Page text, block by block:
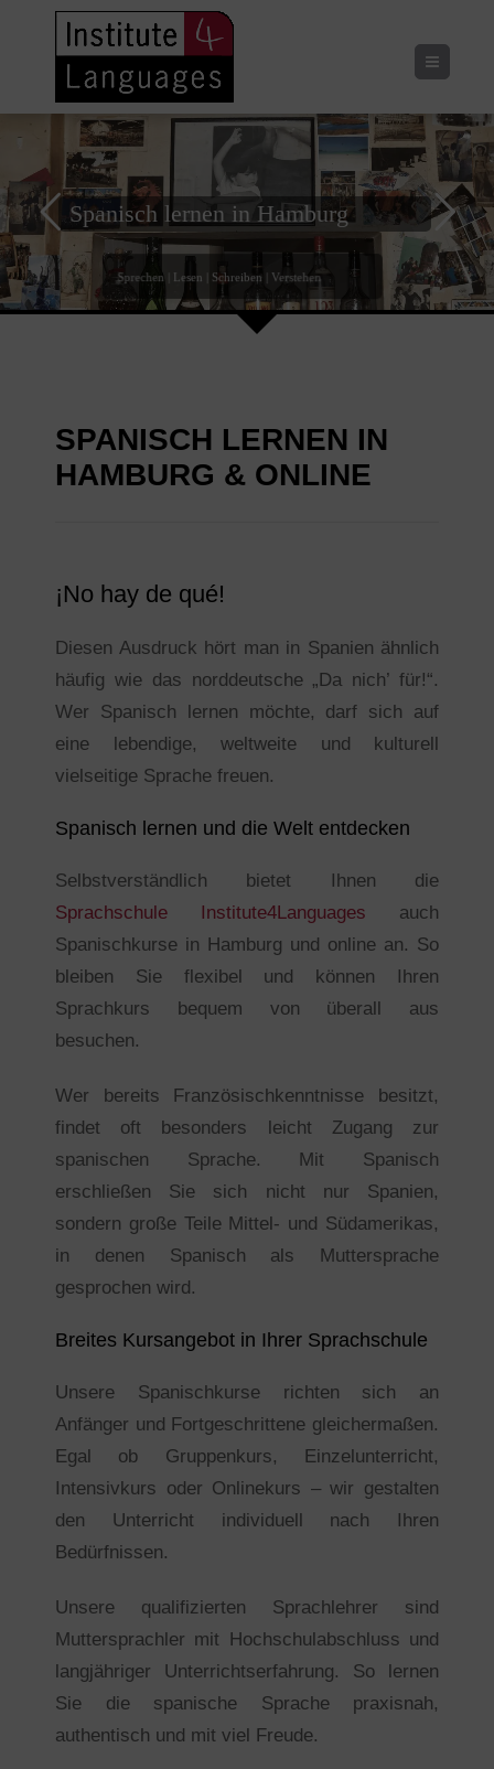
Sprechen | Lesen | Schreiben | Verstehen
Spanisch lernen in Hamburg
SPANISCH LERNEN IN
HAMBURG & ONLINE
¡No hay de qué!
Diesen Ausdruck hört man in Spanien ähnlich
häufig wie das norddeutsche „Da nich’ für!“.
Wer Spanisch lernen möchte, darf sich auf
eine lebendige, weltweite und kulturell
vielseitige Sprache freuen.
Spanisch lernen und die Welt entdecken
Selbstverständlich bietet Ihnen die
Sprachschule Institute4Languages auch
Spanischkurse in Hamburg und online an. So
bleiben Sie flexibel und können Ihren
Sprachkurs bequem von überall aus
besuchen.
Wer bereits Französischkenntnisse besitzt,
findet oft besonders leicht Zugang zur
spanischen Sprache. Mit Spanisch
erschließen Sie sich nicht nur Spanien,
sondern große Teile Mittel- und Südamerikas,
in denen Spanisch als Muttersprache
gesprochen wird.
Breites Kursangebot in Ihrer Sprachschule
Unsere Spanischkurse richten sich an
Anfänger und Fortgeschrittene gleichermaßen.
Egal ob Gruppenkurs, Einzelunterricht,
Intensivkurs oder Onlinekurs – wir gestalten
den Unterricht individuell nach Ihren
Bedürfnissen.
Unsere qualifizierten Sprachlehrer sind
Muttersprachler mit Hochschulabschluss und
langjähriger Unterrichtserfahrung. So lernen
Sie die spanische Sprache praxisnah,
authentisch und mit viel Freude.